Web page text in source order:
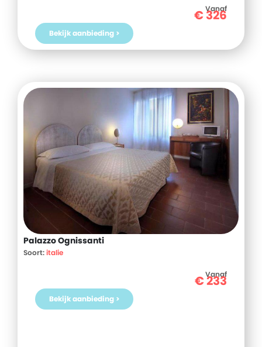
strandvakantie op Gran Canaria? Boek dan snel je verblijf bij
Servatur Green Beach!
Vanaf
€326
Bekijk aanbieding >
Palazzo Ognissanti
Soort:italie
Vanaf
€233
Bekijk aanbieding >